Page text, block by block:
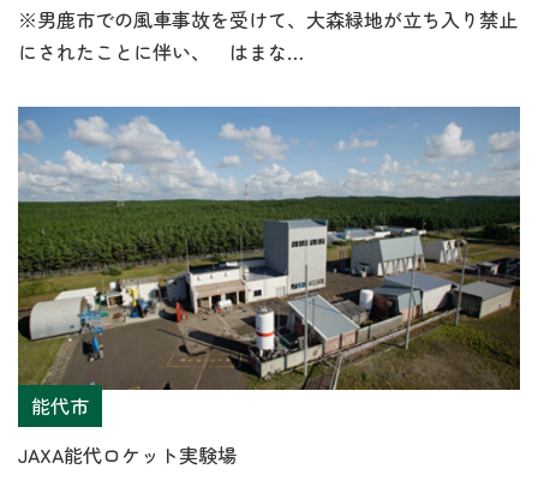
※男鹿市での風車事故を受けて、大森緑地が立ち入り禁止
にされたことに伴い、 はまな…
能代市
JAXA能代ロケット実験場